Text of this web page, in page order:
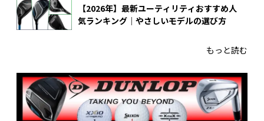
【2026年】最新ユーティリティおすすめ人
気ランキング｜やさしいモデルの選び方
もっと読む